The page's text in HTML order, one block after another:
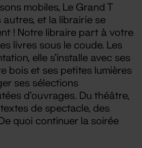
mobiles, Le Grand T
autres, et la librairie se
! Notre libraire part à votre
livres sous le coude. Les
elle s’installe avec ses
bois et ses petites lumières
ses sélections
d'ouvrages. Du théâtre,
de spectacle, des
quoi continuer la soirée